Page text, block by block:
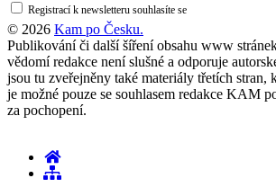
Registrací k newsletteru souhlasíte se
© 2026 Kam po Česku.
Publikování či další šíření obsahu www
vědomí redakce není slušné a odporuje
jsou tu zveřejněny také materiály třetích stran,
je možné pouze se souhlasem redakce KAM
za pochopení.